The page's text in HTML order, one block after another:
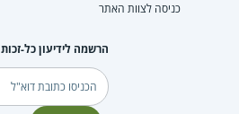
כניסה לצוות האתר
הרשמה לידיעון כל-זכות
דוא"ל